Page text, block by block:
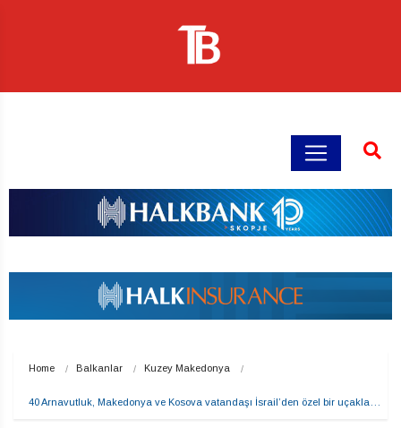
Home Balkanlar Kuzey Makedonya
40 Arnavutluk, Makedonya ve Kosova vatandaşı İsrail’den özel bir uçakla…